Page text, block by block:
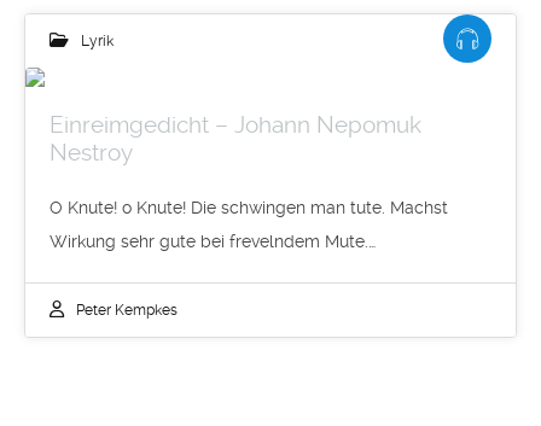
Lyrik
Einreimgedicht – Johann Nepomuk
Nestroy
O Knute! o Knute! Die schwingen man tute. Machst
Wirkung sehr gute bei frevelndem Mute.…
Peter Kempkes